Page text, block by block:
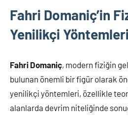
Fahri Domaniç’in
Yenilikçi Yöntemleri
Fahri Domaniç, modern fiziğin
bulunan önemli bir figür olarak
yenilikçi yöntemleri, özellikle
alanlarda devrim niteliğinde